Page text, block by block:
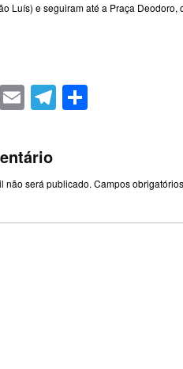
Luís) e seguiram até a Praça Deodoro,
WhatsApp
EmailTelegram
não será publicado. Campos